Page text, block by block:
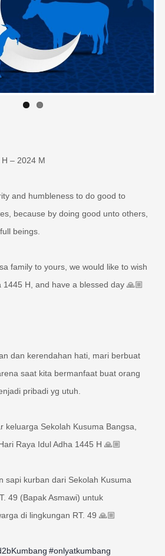
– 2024 M
and humbleness to do good to
because by doing good unto others,
beings.
family to yours, we would like to wish
1445 H, and have a blessed day 🙏🏼
dan kerendahan hati, mari berbuat
saat kita bermanfaat buat orang
pribadi yg utuh.
keluarga Sekolah Kusuma Bangsa,
Raya Idul Adha 1445 H 🙏🏼
sapi kurban dari Sekolah Kusuma
49 (Bapak Asmawi) untuk
di lingkungan RT. 49 🙏🏼
#onlyatkumbang